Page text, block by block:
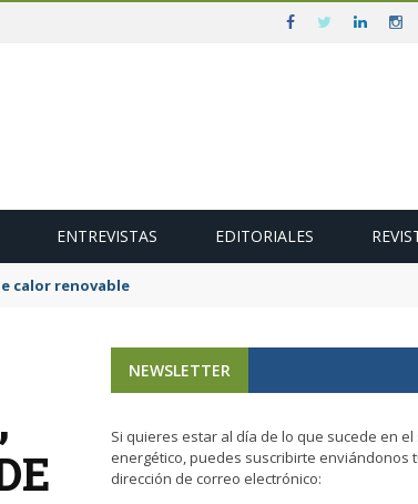
ENTREVISTAS EDITORIALES
para diciembre
NEWSLETTER
Si quieres estar al día de lo que sucede en el
energético, puedes suscribirte enviándonos
dirección de correo electrónico: